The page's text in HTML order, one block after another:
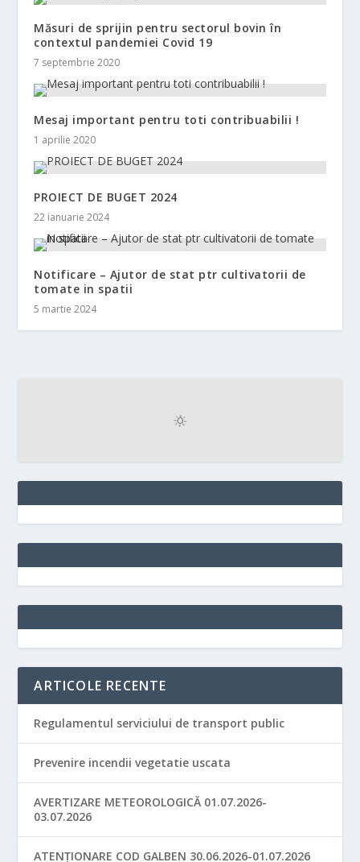
Măsuri de sprijin pentru sectorul bovin în
contextul pandemiei Covid 19
7 septembrie 2020
Mesaj important pentru toti contribuabilii !
1 aprilie 2020
PROIECT DE BUGET 2024
22 ianuarie 2024
Notificare – Ajutor de stat ptr cultivatorii de
tomate in spatii
5 martie 2024
ARTICOLE RECENTE
Regulamentul serviciului de transport public
Prevenire incendii vegetatie uscata
AVERTIZARE METEOROLOGICĂ 01.07.2026-
03.07.2026
ATENȚIONARE COD GALBEN 30.06.2026-01.07.2026